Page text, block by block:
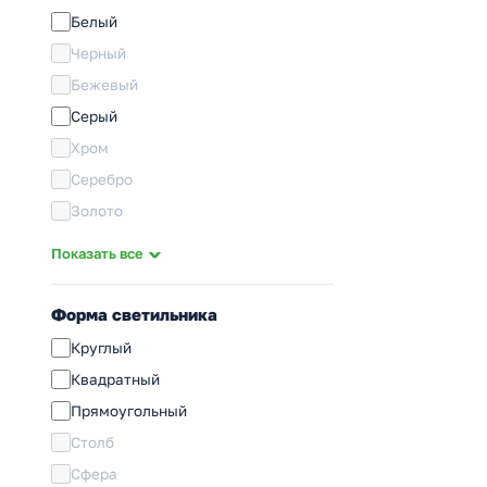
Белый
Черный
Бежевый
Серый
Хром
Серебро
Золото
Показать все
Форма светильника
Круглый
Квадратный
Прямоугольный
Столб
Сфера